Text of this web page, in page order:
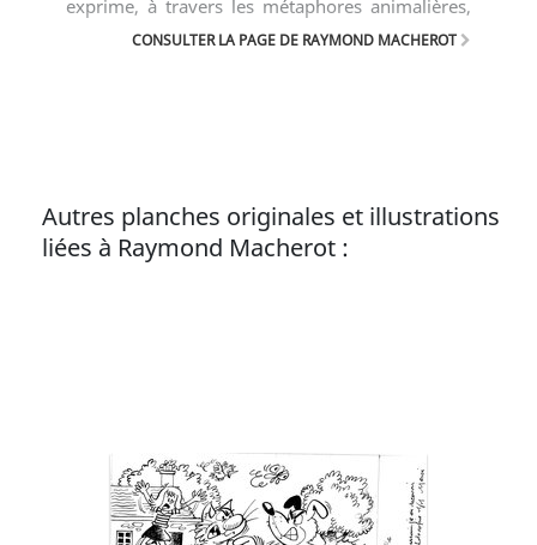
exprime, à travers les métaphores animalières,
une satire acérée de la société des hommes,
dans un état d'esprit « écolo » avant la lettre.
CONSULTER LA PAGE DE RAYMOND MACHEROT
Autres planches originales et illustrations
liées à Raymond Macherot :